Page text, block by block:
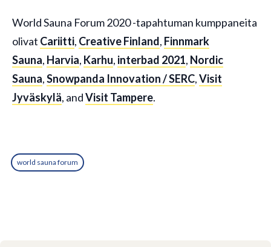
World Sauna Forum 2020 -tapahtuman kumppaneita
olivat Cariitti, Creative Finland, Finnmark
Sauna, Harvia, Karhu, interbad 2021, Nordic
Sauna,Snowpanda Innovation / SERC,Visit
Jyväskylä, andVisit Tampere.
world sauna forum